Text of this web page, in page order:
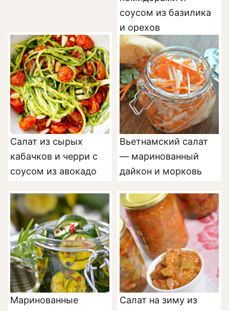
соусом из базилика
и орехов
Салат из сырых
кабачков и черри с
соусом из авокадо
Вьетнамский салат
— маринованный
дайкон и морковь
Маринованные
Салат на зиму из